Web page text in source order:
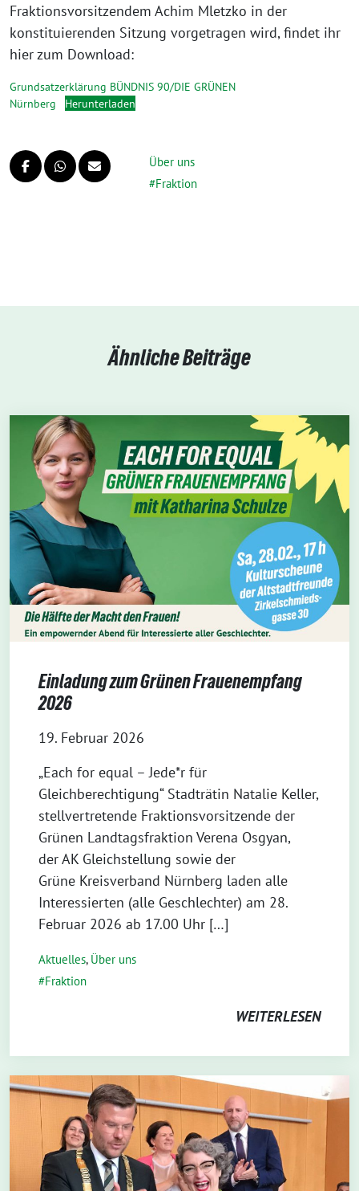
Fraktionsvorsitzendem Achim Mletzko in der
konstituierenden Sitzung vorgetragen wird, findet ihr
hier zum Download:
Grundsatzerklärung BÜNDNIS 90/DIE GRÜNEN
Nürnberg
Herunterladen
Über uns
Fraktion
Ähnliche Beiträge
Einladung zum Grünen Frauenempfang
2026
19. Februar 2026
„Each for equal – Jede*r für
Gleichberechtigung“ Stadträtin Natalie Keller,
stellvertretende Fraktionsvorsitzende der
Grünen Landtagsfraktion Verena Osgyan,
der AK Gleichstellung sowie der
Grüne Kreisverband Nürnberg laden alle
Interessierten (alle Geschlechter) am 28.
Februar 2026 ab 17.00 Uhr […]
Aktuelles, Über uns
Fraktion
WEITERLESEN